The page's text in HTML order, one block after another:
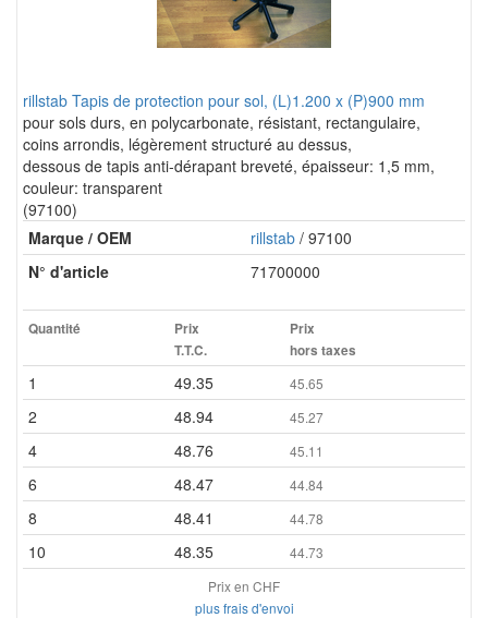
rillstab Tapis de protection pour sol, (L)1.200 x (P)900 mm
pour sols durs, en polycarbonate, résistant, rectangulaire,
coins arrondis, légèrement structuré au dessus,
dessous de tapis anti-dérapant breveté, épaisseur: 1,5 mm,
couleur: transparent
(97100)
Marque / OEM
rillstab / 97100
N° d'article
71700000
Quantité
Prix
T.T.C.
Prix
hors taxes
1 49.35 45.65
2 48.94 45.27
4 48.76 45.11
6 48.47 44.84
8 48.41 44.78
10 48.35
44.73
Prix en CHF
plus frais d'envoi